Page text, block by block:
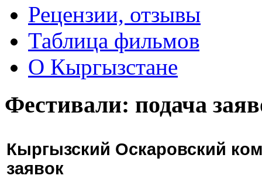
Рецензии, отзывы
Таблица фильмов
О Кыргызстане
Фестивали: подача
Кыргызский Оскаровский
заявок